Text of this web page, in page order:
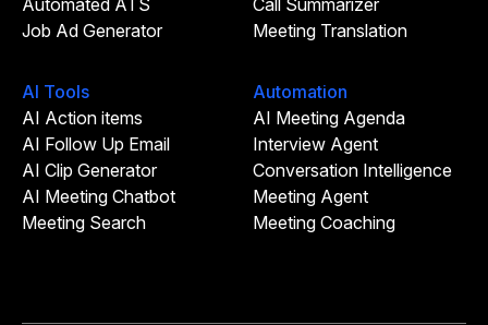
Job Ad Generator
Meeting Translation
AI Tools
AI Action items
AI Follow Up Email
AI Clip Generator
AI Meeting Chatbot
Meeting Search
Automation
AI Meeting Agenda
Interview Agent
Conversation Intelligence
Meeting Agent
Meeting Coaching